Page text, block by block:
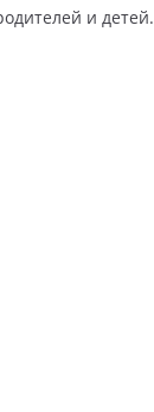
и детей.